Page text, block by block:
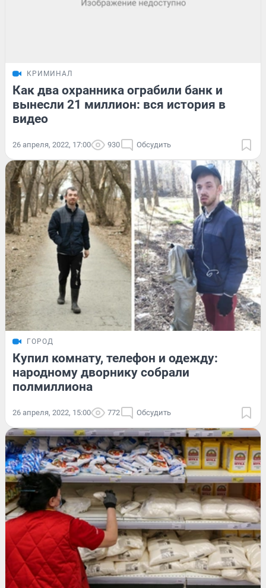
КРИМИНАЛ
Как два охранника ограбили банк и
вынесли 21 миллион: вся история в
видео
26 апреля, 2022, 17:00 930 Обсудить
ГОРОД
Купил комнату, телефон и одежду:
народному дворнику собрали
полмиллиона
26 апреля, 2022, 15:00 772 Обсудить